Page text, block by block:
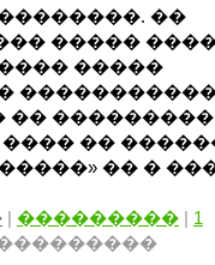
��
�����
�����
��
���� ��
�� �
| ��������� | 1
����������